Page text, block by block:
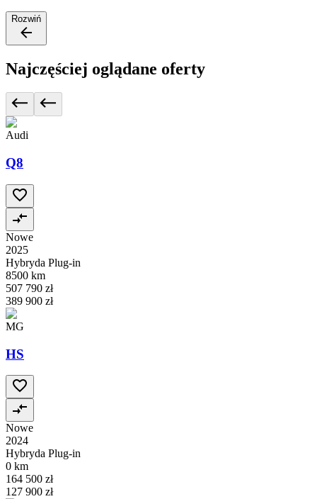
Rozwiń
Najczęściej oglądane oferty
Audi
Q8
Nowe
2025
Hybryda Plug-in
8500 km
507 790 zł
389 900 zł
MG
HS
Nowe
2024
Hybryda Plug-in
0 km
164 500 zł
127 900 zł